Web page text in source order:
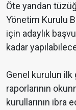
Öte yandan
Yönetim Kurulu
için adaylık
kadar
Genel kurulun
raporlarının
kurullarının ibra